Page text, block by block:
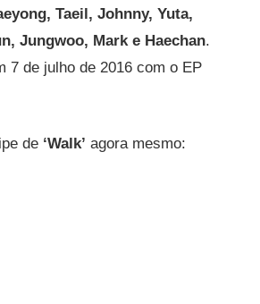
Taeil, Johnny, Yuta,
Jungwoo, Mark e Haechan.
7 de julho de 2016 com o EP
de ‘Walk’agora mesmo: